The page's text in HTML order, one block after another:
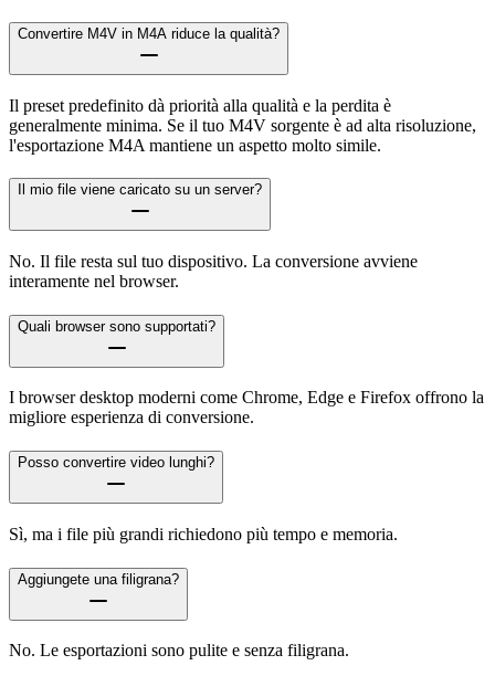
Convertire M4V in M4A riduce la qualità?
Il preset predefinito dà priorità alla qualità e la perdita è
generalmente minima. Se il tuo M4V sorgente è ad alta risoluzione,
l'esportazione M4A mantiene un aspetto molto simile.
Il mio file viene caricato su un server?
No. Il file resta sul tuo dispositivo. La conversione avviene
interamente nel browser.
Quali browser sono supportati?
I browser desktop moderni come Chrome, Edge e Firefox offrono la
migliore esperienza di conversione.
Posso convertire video lunghi?
Sì, ma i file più grandi richiedono più tempo e memoria.
Aggiungete una filigrana?
No. Le esportazioni sono pulite e senza filigrana.